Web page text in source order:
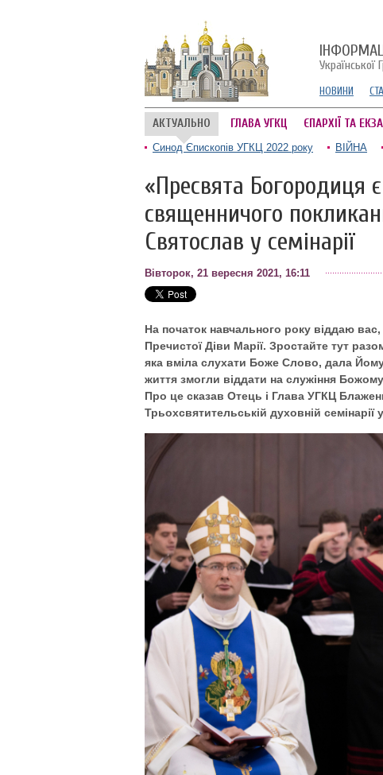
Української
НОВИНИ
АКТУАЛЬНО ГЛАВА УГКЦ ЄПАРХІЇ ТА
Синод Єпископів УГКЦ 2022 року ВІЙНА
«Пресвята Богородиця
священничого
Святослав у семінарії
Вівторок, 21 вересня 2021, 16:11
На початок навчального року віддаю
Пречистої Діви Марії. Зростайте тут
яка вміла слухати Боже Слово, дала
життя змогли віддати на служіння
Про це сказав Отець і Глава УГКЦ
Трьохсвятительській духовній